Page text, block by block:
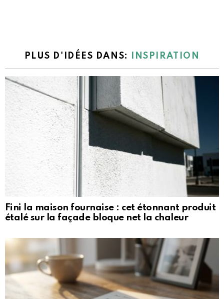
PLUS D'IDÉES DANS: INSPIRATION
Fini la maison fournaise : cet étonnant produit
étalé sur la façade bloque net la chaleur